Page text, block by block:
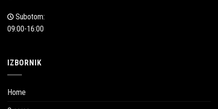
Subotom:
09:00-16:00
IZBORNIK
Home